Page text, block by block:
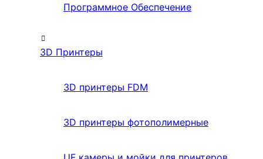
Программное Обеспечение
3D Принтеры
3D принтеры FDM
3D принтеры фотополимерные